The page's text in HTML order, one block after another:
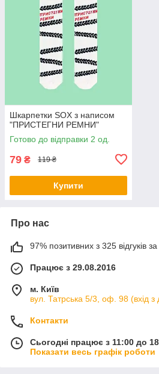
Шкарпетки SOX з написом
"ПРИСТЕГНИ РЕМНИ"
Готово до відправки 2 од.
79 ₴ 119 ₴
Купити
Про нас
97% позитивних з 325 відгуків за
Працює з 29.08.2016
м. Київ
вул. Татрська 5/3, оф. 98 (вхід з
Контакти
Сьогодні працює з 11:00 до
Показати весь графік роботи